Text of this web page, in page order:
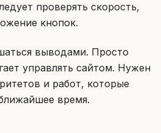
проверять скорость,
кнопок.
выводами. Просто
управлять сайтом. Нужен
и работ, которые
время.